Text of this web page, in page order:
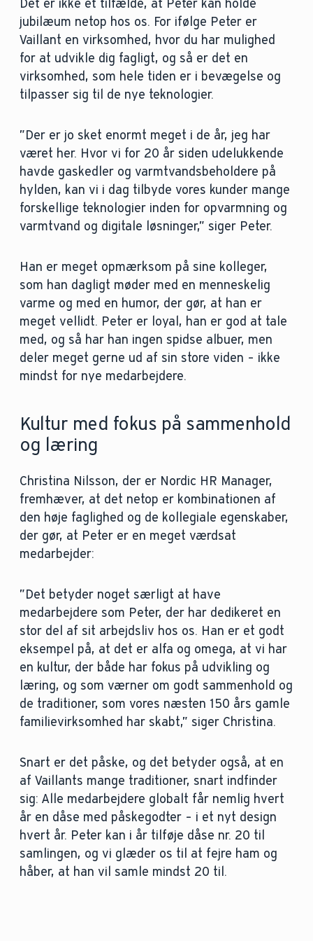
Det er ikke et tilfælde, at Peter kan holde
jubilæum netop hos os. For ifølge Peter er
Vaillant en virksomhed, hvor du har mulighed
for at udvikle dig fagligt, og så er det en
virksomhed, som hele tiden er i bevægelse og
tilpasser sig til de nye teknologier.
”Der er jo sket enormt meget i de år, jeg har
været her. Hvor vi for 20 år siden udelukkende
havde gaskedler og varmtvandsbeholdere på
hylden, kan vi i dag tilbyde vores kunder mange
forskellige teknologier inden for opvarmning og
varmtvand og digitale løsninger,” siger Peter.
Han er meget opmærksom på sine kolleger,
som han dagligt møder med en menneskelig
varme og med en humor, der gør, at han er
meget vellidt. Peter er loyal, han er god at tale
med, og så har han ingen spidse albuer, men
deler meget gerne ud af sin store viden – ikke
mindst for nye medarbejdere.
Kultur med fokus på sammenhold
og læring
Christina Nilsson, der er Nordic HR Manager,
fremhæver, at det netop er kombinationen af
den høje faglighed og de kollegiale egenskaber,
der gør, at Peter er en meget værdsat
medarbejder:
”Det betyder noget særligt at have
medarbejdere som Peter, der har dedikeret en
stor del af sit arbejdsliv hos os. Han er et godt
eksempel på, at det er alfa og omega, at vi har
en kultur, der både har fokus på udvikling og
læring, og som værner om godt sammenhold og
de traditioner, som vores næsten 150 års gamle
familievirksomhed har skabt,” siger Christina.
Snart er det påske, og det betyder også, at en
af Vaillants mange traditioner, snart indfinder
sig: Alle medarbejdere globalt får nemlig hvert
år en dåse med påskegodter – i et nyt design
hvert år. Peter kan i år tilføje dåse nr. 20 til
samlingen, og vi glæder os til at fejre ham og
håber, at han vil samle mindst 20 til.